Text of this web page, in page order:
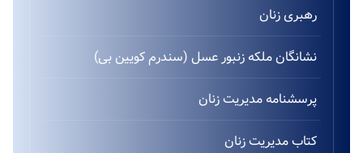
رهبری زنان
نشانگان ملکه زنبور عسل (سندرم کویین بی)
پرسشنامه مدیریت زنان
کتاب مدیریت زنان